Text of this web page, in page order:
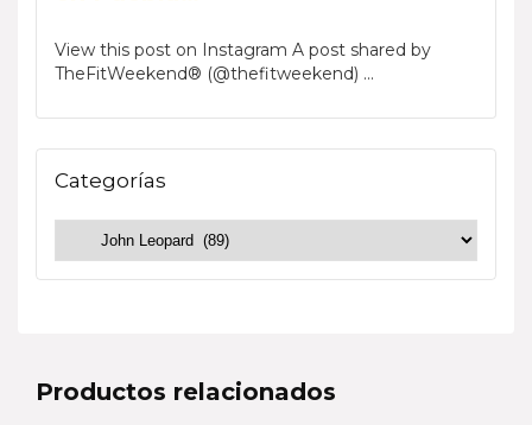
View this post on Instagram A post shared by
TheFitWeekend® (@thefitweekend) ...
Categorías
Productos relacionados